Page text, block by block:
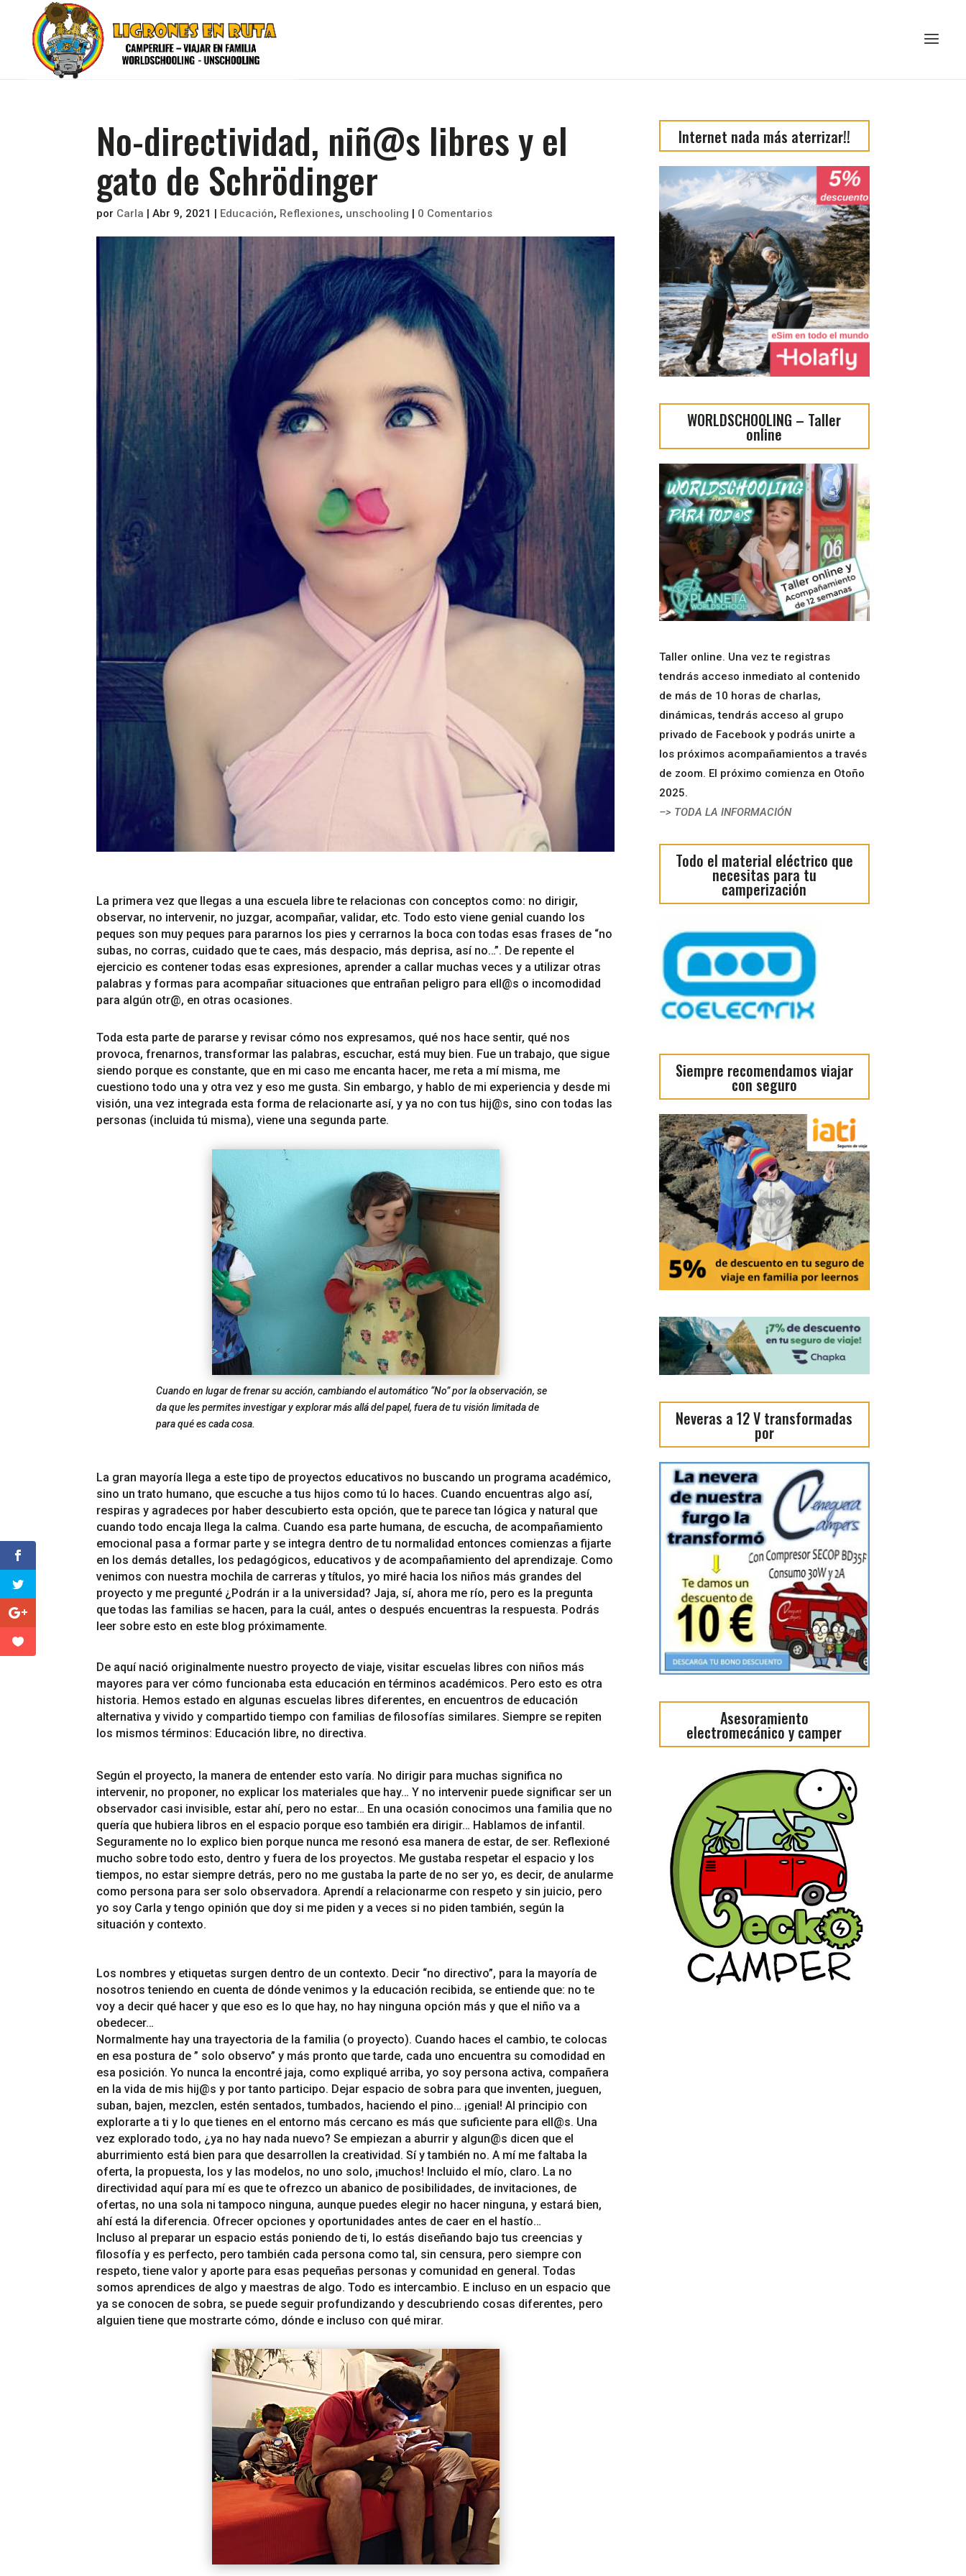
No-directividad, niñ@s libres y el
gato de Schrödinger
por Carla |Abr 9, 2021 | Educación, Reflexiones, unschooling | 0 Comentarios
La primera vez que llegas a una escuela libre te relacionas con conceptos como: no dirigir,
observar, no intervenir, no juzgar, acompañar, validar, etc. Todo esto viene genial cuando los
peques son muy peques para pararnos los pies y cerrarnos la boca con todas esas frases de “no
subas, no corras, cuidado que te caes, más despacio, más deprisa, así no…”. De repente el
ejercicio es contener todas esas expresiones, aprender a callar muchas veces y a utilizar otras
palabras y formas para acompañar situaciones que entrañan peligro para ell@s o incomodidad
para algún otr@, en otras ocasiones.
Toda esta parte de pararse y revisar cómo nos expresamos, qué nos hace sentir, qué nos
provoca, frenarnos, transformar las palabras, escuchar, está muy bien. Fue un trabajo, que sigue
siendo porque es constante, que en mi caso me encanta hacer, me reta a mí misma, me
cuestiono todo una y otra vez y eso me gusta. Sin embargo, y hablo de mi experiencia y desde mi
visión, una vez integrada esta forma de relacionarte así, y ya no con tus hij@s, sino con todas las
personas (incluida tú misma), viene una segunda parte.
Cuando en lugar de frenar su acción, cambiando el automático “No” por la observación, se
da que les permites investigar y explorar más allá del papel, fuera de tu visión limitada de
para qué es cada cosa.
La gran mayoría llega a este tipo de proyectos educativos no buscando un programa académico,
sino un trato humano, que escuche a tus hijos como tú lo haces. Cuando encuentras algo así,
respiras y agradeces por haber descubierto esta opción, que te parece tan lógica y natural que
cuando todo encaja llega la calma. Cuando esa parte humana, de escucha, de acompañamiento
emocional pasa a formar parte y se integra dentro de tu normalidad entonces comienzas a fijarte
en los demás detalles, los pedagógicos, educativos y de acompañamiento del aprendizaje. Como
venimos con nuestra mochila de carreras y títulos, yo miré hacia los niños más grandes del
proyecto y me pregunté ¿Podrán ir a la universidad? Jaja, sí, ahora me río, pero es la pregunta
que todas las familias se hacen, para la cuál, antes o después encuentras la respuesta. Podrás
leer sobre esto en este blog próximamente.
De aquí nació originalmente nuestro proyecto de viaje, visitar escuelas libres con niños más
mayores para ver cómo funcionaba esta educación en términos académicos. Pero esto es otra
historia. Hemos estado en algunas escuelas libres diferentes, en encuentros de educación
alternativa y vivido y compartido tiempo con familias de filosofías similares. Siempre se repiten
los mismos términos: Educación libre, no directiva.
Según el proyecto, la manera de entender esto varía. No dirigir para muchas significa no
intervenir, no proponer, no explicar los materiales que hay… Y no intervenir puede significar ser un
observador casi invisible, estar ahí, pero no estar… En una ocasión conocimos una familia que no
quería que hubiera libros en el espacio porque eso también era dirigir… Hablamos de infantil.
Seguramente no lo explico bien porque nunca me resonó esa manera de estar, de ser. Reflexioné
mucho sobre todo esto, dentro y fuera de los proyectos. Me gustaba respetar el espacio y los
tiempos, no estar siempre detrás, pero no me gustaba la parte de no ser yo, es decir, de anularme
como persona para ser solo observadora. Aprendí a relacionarme con respeto y sin juicio, pero
yo soy Carla y tengo opinión que doy si me piden y a veces si no piden también, según la
situación y contexto.
Los nombres y etiquetas surgen dentro de un contexto. Decir “no directivo”, para la mayoría de
nosotros teniendo en cuenta de dónde venimos y la educación recibida, se entiende que: no te
voy a decir qué hacer y que eso es lo que hay, no hay ninguna opción más y que el niño va a
obedecer…
Normalmente hay una trayectoria de la familia (o proyecto). Cuando haces el cambio, te colocas
en esa postura de ” solo observo” y más pronto que tarde, cada uno encuentra su comodidad en
esa posición. Yo nunca la encontré jaja, como expliqué arriba, yo soy persona activa, compañera
en la vida de mis hij@s y por tanto participo. Dejar espacio de sobra para que inventen, jueguen,
suban, bajen, mezclen, estén sentados, tumbados, haciendo el pino… ¡genial! Al principio con
explorarte a ti y lo que tienes en el entorno más cercano es más que suficiente para ell@s. Una
vez explorado todo, ¿ya no hay nada nuevo? Se empiezan a aburrir y algun@s dicen que el
aburrimiento está bien para que desarrollen la creatividad. Sí y también no. A mí me faltaba la
oferta, la propuesta, los y las modelos, no uno solo, ¡muchos! Incluido el mío, claro. La no
directividad aquí para mí es que te ofrezco un abanico de posibilidades, de invitaciones, de
ofertas, no una sola ni tampoco ninguna, aunque puedes elegir no hacer ninguna, y estará bien,
ahí está la diferencia. Ofrecer opciones y oportunidades antes de caer en el hastío…
Incluso al preparar un espacio estás poniendo de ti, lo estás diseñando bajo tus creencias y
filosofía y es perfecto, pero también cada persona como tal, sin censura, pero siempre con
respeto, tiene valor y aporte para esas pequeñas personas y comunidad en general. Todas
somos aprendices de algo y maestras de algo. Todo es intercambio. E incluso en un espacio que
ya se conocen de sobra, se puede seguir profundizando y descubriendo cosas diferentes, pero
alguien tiene que mostrarte cómo, dónde e incluso con qué mirar.
Internet nada más aterrizar!!
WORLDSCHOOLING – Taller
online
Taller online. Una vez te registras
tendrás acceso inmediato al contenido
de más de 10 horas de charlas,
dinámicas, tendrás acceso al grupo
privado de Facebook y podrás unirte a
los próximos acompañamientos a través
de zoom. El próximo comienza en Otoño
2025.
–> TODA LA INFORMACIÓN
Todo el material eléctrico que
necesitas para tu
camperización
Siempre recomendamos viajar
con seguro
Neveras a 12 V transformadas
por
Asesoramiento
electromecánico y camper